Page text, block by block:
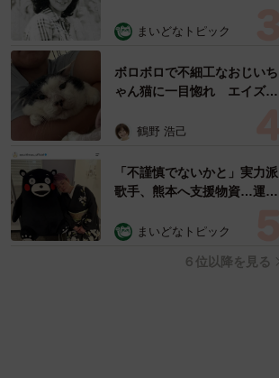
ングフォト」計画を明言
む」
まいどなトピック
ボロボロで不細工なおじいち
ゃん猫に一目惚れ エイズだ
暮らすと「おじ猫」だって可
鶴野 浩己
「不謹慎でないかと」実力派
歌手、熊本へ支援物資…運搬
めらい 「痛いほど伝わる」
まいどなトピック
６位以降を見る